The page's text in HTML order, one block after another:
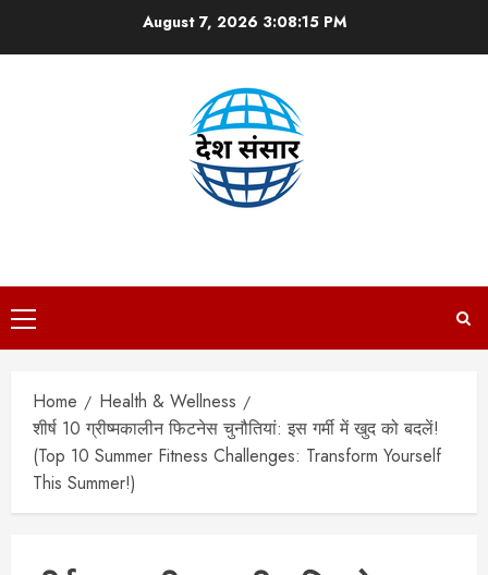
August 7, 2026 3:08:16 PM
Primary
Menu
Home
Health & Wellness
शीर्ष 10 ग्रीष्मकालीन फिटनेस चुनौतियां: इस गर्मी में खुद को बदलें!
(Top 10 Summer Fitness Challenges: Transform Yourself
This Summer!)